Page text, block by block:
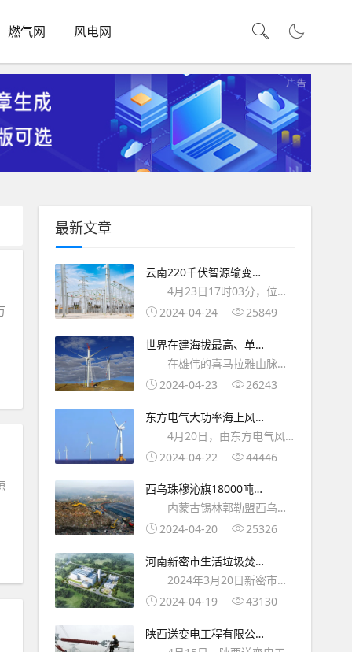
燃气网 风电网
最新文章
云南220千伏智源输变电
工程顺利投入运行！
4月23日17时03分，位于
开远市城区西侧的220千伏智
过5次带电冲击运行正常，标志
着220千伏智源输变
2024-04-24 25849
世界在建海拔最高、单体
容量最大风电项目吊装成
功！
在雄伟的喜马拉雅山脉北
麓，一座崭新的绿色能源地标
其基础海拔达到4987米，总海
拔高度更是高达509
2024-04-23 26243
东方电气大功率海上风电
再添新成员！
4月20日，由东方电气风
电股份有限公司研制，拥有完
驱大功率海上风电机组首台样
机在福建省福清市
2024-04-22 44446
西乌珠穆沁旗18000吨生
活垃圾已发电32万度！
内蒙古锡林郭勒盟西乌珠
穆沁旗巴拉嘎尔高勒镇生活垃
旗一项重点项目也是环保工
程。 自2023年12
2024-04-20 25326
河南新密市生活垃圾焚烧
发电项目实现一次并网成
功！
2024年3月20日新密市生
活垃圾焚烧发电项目首次并网
发电目标，为后续72+24小时
2024-04-19 43130
陕西送变电工程有限公司